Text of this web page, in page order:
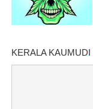
KERALA KAUMUDI